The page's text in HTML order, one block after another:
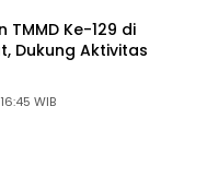
Ke-129 di
Dukung Aktivitas
WIB